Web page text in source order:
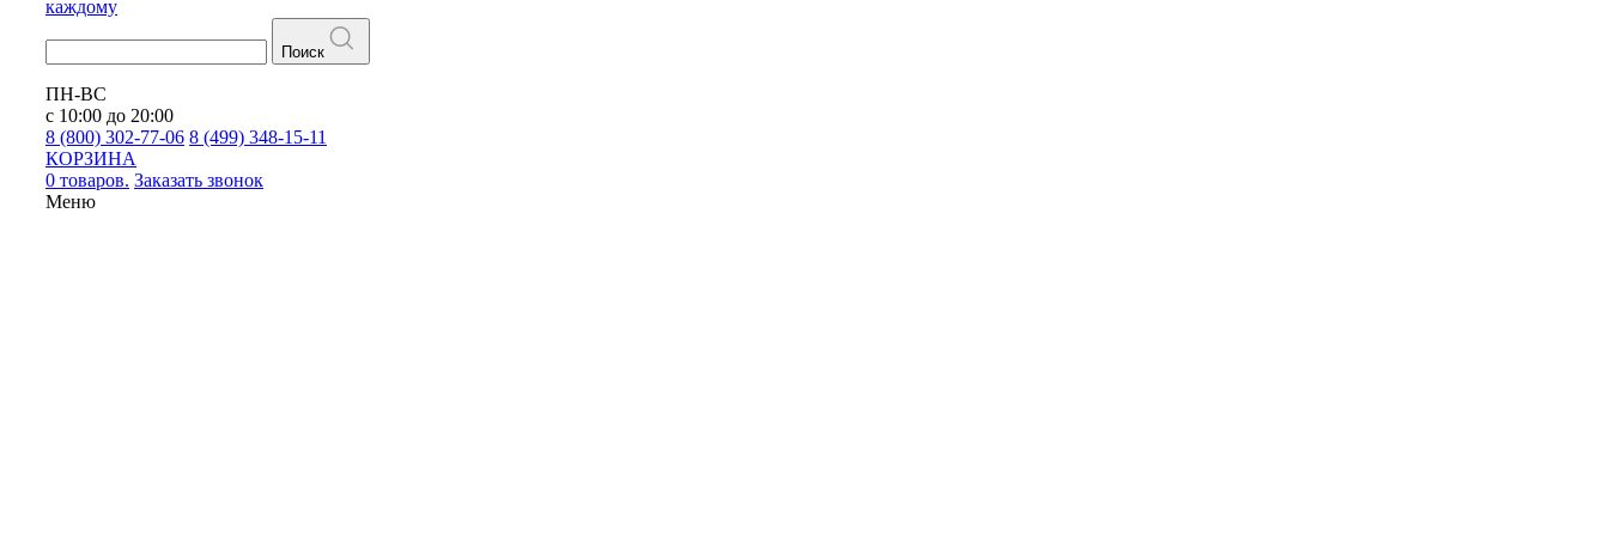
каждому
Поиск
ПН-ВС
с 10:00 до 20:00
8 (800) 302-77-06 8 (499) 348-15-11
КОРЗИНА
0 товаров. Заказать звонок
Меню